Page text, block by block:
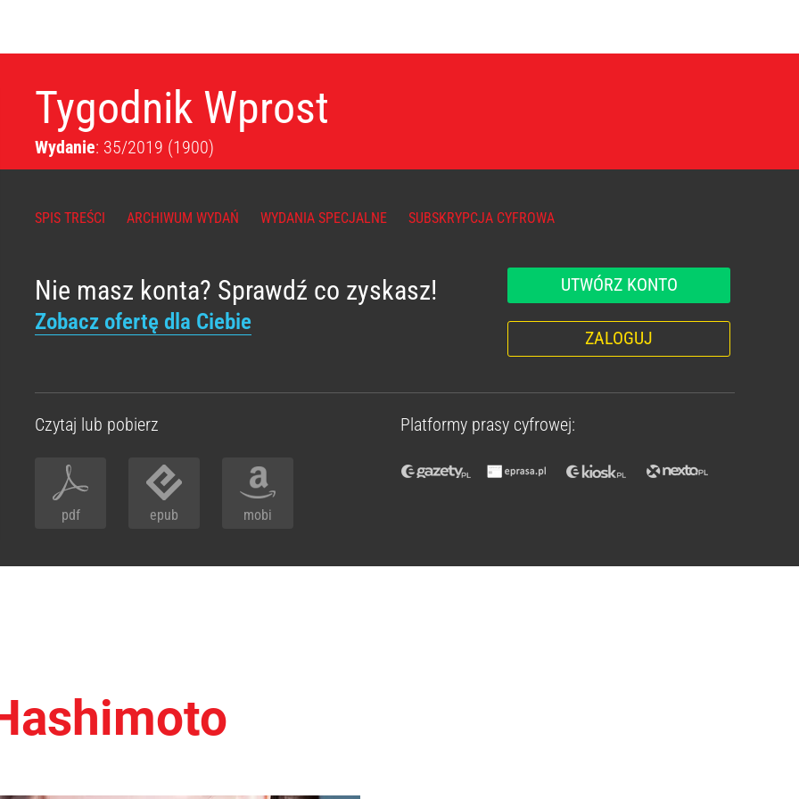
Tygodnik Wprost
Wydanie: 35/2019 (1900)
SPIS TREŚCI ARCHIWUM WYDAŃ WYDANIA SPECJALNE SUBSKRYPCJA CYFROWA
Nie masz konta? Sprawdź co zyskasz!
Zobacz ofertę dla Ciebie
UTWÓRZ KONTO
ZALOGUJ
Czytaj lub pobierz
pdf epub mobi
Platformy prasy cyfrowej: